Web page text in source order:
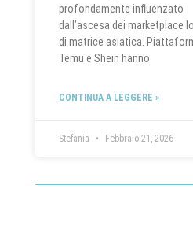
profondamente influenzato
dall’ascesa dei marketplace
di matrice asiatica.
Temu e Shein hanno
CONTINUA A LEGGERE »
Stefania Febbraio 21, 2026